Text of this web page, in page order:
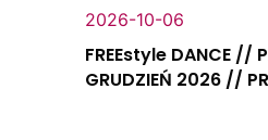
2026-10-06
FREEstyle DANCE //
GRUDZIEŃ 2026 //